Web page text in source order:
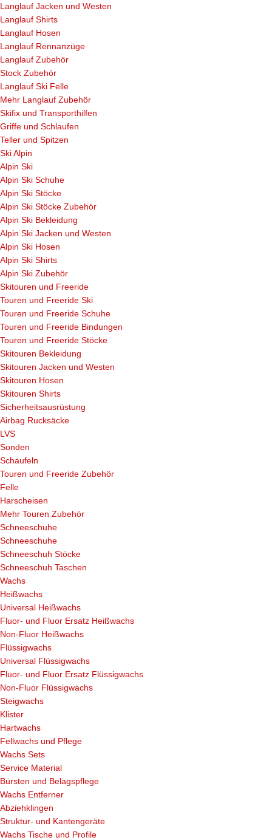
Langlauf Jacken und Westen
Langlauf Shirts
Langlauf Hosen
Langlauf Rennanzüge
Langlauf Zubehör
Stock Zubehör
Langlauf Ski Felle
Mehr Langlauf Zubehör
Skifix und Transporthilfen
Griffe und Schlaufen
Teller und Spitzen
Ski Alpin
Alpin Ski
Alpin Ski Schuhe
Alpin Ski Stöcke
Alpin Ski Stöcke Zubehör
Alpin Ski Bekleidung
Alpin Ski Jacken und Westen
Alpin Ski Hosen
Alpin Ski Shirts
Alpin Ski Zubehör
Skitouren und Freeride
Touren und Freeride Ski
Touren und Freeride Schuhe
Touren und Freeride Bindungen
Touren und Freeride Stöcke
Skitouren Bekleidung
Skitouren Jacken und Westen
Skitouren Hosen
Skitouren Shirts
Sicherheitsausrüstung
Airbag Rucksäcke
LVS
Sonden
Schaufeln
Touren und Freeride Zubehör
Felle
Harscheisen
Mehr Touren Zubehör
Schneeschuhe
Schneeschuhe
Schneeschuh Stöcke
Schneeschuh Taschen
Wachs
Heißwachs
Universal Heißwachs
Fluor- und Fluor Ersatz Heißwachs
Non-Fluor Heißwachs
Flüssigwachs
Universal Flüssigwachs
Fluor- und Fluor Ersatz Flüssigwachs
Non-Fluor Flüssigwachs
Steigwachs
Klister
Hartwachs
Fellwachs und Pflege
Wachs Sets
Service Material
Bürsten und Belagspflege
Wachs Entferner
Abziehklingen
Struktur- und Kantengeräte
Wachs Tische und Profile